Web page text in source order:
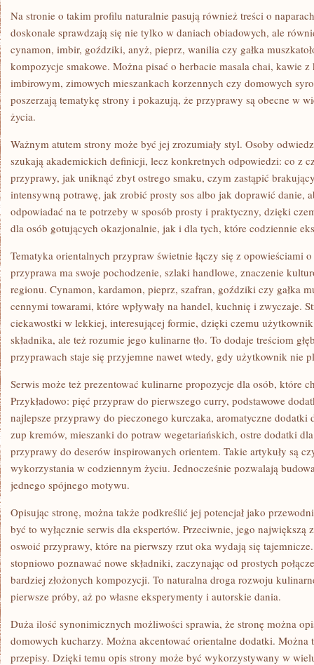
Na stronie o takim profilu naturalnie pasują również treści o
doskonale sprawdzają się nie tylko w daniach obiadowych, ale
cynamon, imbir, goździki, anyż, pieprz, wanilia czy gałka
kompozycje smakowe. Można pisać o herbacie masala chai, kawie z
imbirowym, zimowych mieszankach korzennych czy domowych
poszerzają tematykę strony i pokazują, że przyprawy są obecne w
życia.
Ważnym atutem strony może być jej zrozumiały styl. Osoby
szukają akademickich definicji, lecz konkretnych odpowiedzi: co z
przyprawy, jak uniknąć zbyt ostrego smaku, czym zastąpić
intensywną potrawę, jak zrobić prosty sos albo jak doprawić danie,
odpowiadać na te potrzeby w sposób prosty i praktyczny, dzięki
dla osób gotujących okazjonalnie, jak i dla tych, które codziennie
Tematyka orientalnych przypraw świetnie łączy się z opowieściami
przyprawa ma swoje pochodzenie, szlaki handlowe, znaczenie
regionu. Cynamon, kardamon, pieprz, szafran, goździki czy gałka
cennymi towarami, które wpływały na handel, kuchnię i zwyczaje.
ciekawostki w lekkiej, interesującej formie, dzięki czemu
składnika, ale też rozumie jego kulinarne tło. To dodaje treściom
przyprawach staje się przyjemne nawet wtedy, gdy użytkownik nie
Serwis może też prezentować kulinarne propozycje dla osób, które
Przykładowo: pięć przypraw do pierwszego curry, podstawowe
najlepsze przyprawy do pieczonego kurczaka, aromatyczne
zup kremów, mieszanki do potraw wegetariańskich, ostre dodatki
przyprawy do deserów inspirowanych orientem. Takie artykuły są
wykorzystania w codziennym życiu. Jednocześnie pozwalają
jednego spójnego motywu.
Opisując stronę, można także podkreślić jej potencjał jako
być to wyłącznie serwis dla ekspertów. Przeciwnie, jego największą
oswoić przyprawy, które na pierwszy rzut oka wydają się
stopniowo poznawać nowe składniki, zaczynając od prostych
bardziej złożonych kompozycji. To naturalna droga rozwoju
pierwsze próby, aż po własne eksperymenty i autorskie dania.
Duża ilość synonimicznych możliwości sprawia, że stronę można
domowych kucharzy. Można akcentować orientalne dodatki. Można
przepisy. Dzięki temu opis strony może być wykorzystywany w